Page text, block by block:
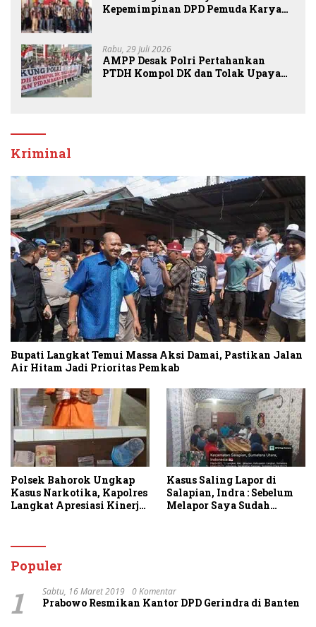
Kepemimpinan DPD Pemuda Karya
Rabu, 29 Juli 2026
AMPP Desak Polri Pertahankan
PTDH Kompol DK dan Tolak Upaya
Kriminal
Bupati Langkat Temui Massa Aksi Damai, Pastikan Jalan
Air Hitam Jadi Prioritas Pemkab
Polsek Bahorok Ungkap
Kasus Narkotika, Kapolres
Langkat Apresiasi Kinerja
Layanan 110
Kasus Saling Lapor di
Salapian, Indra : Sebelum
Melapor Saya Sudah
Populer
1 Sabtu, 16 Maret 2019 0 Komentar
Prabowo Resmikan Kantor DPD Gerindra di Banten